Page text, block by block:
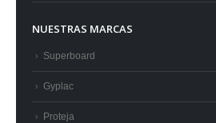
NUESTRAS MARCAS
Superboard
Gyplac
Proteja